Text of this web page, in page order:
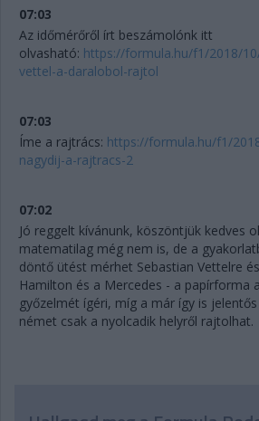
07:03
Az időmérőről írt beszámolónk itt
olvasható: https://formula.hu/f1/2018/
vettel-a-daralobol-rajtol
07:03
Íme a rajtrács: https://formula.hu/f1/
nagydij-a-rajtracs-2
07:02
Jó reggelt kívánunk, köszöntjük kedves
matematilag még nem is, de a
döntő ütést mérhet Sebastian Vettelre
Hamilton és a Mercedes - a papírforma
győzelmét ígéri, míg a már így is
német csak a nyolcadik helyről rajtolhat.